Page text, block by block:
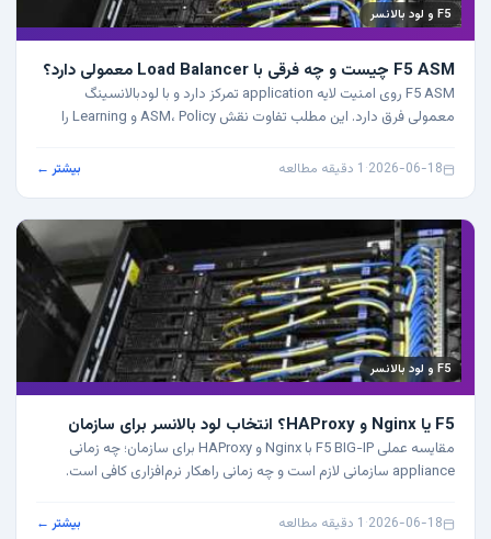
F5 و لود بالانسر
F5 ASM چیست و چه فرقی با Load Balancer معمولی دارد؟
F5 ASM روی امنیت لایه application تمرکز دارد و با لودبالانسینگ
معمولی فرق دارد. این مطلب تفاوت نقش ASM، Policy و Learning را
2026-06-18
· 1 دقیقه مطالعه بیشتر ←
F5 و لود بالانسر
F5 یا Nginx و HAProxy؟ انتخاب لود بالانسر برای سازمان
مقایسه عملی F5 BIG-IP با Nginx و HAProxy برای سازمان؛ چه زمانی
appliance سازمانی لازم است و چه زمانی راهکار نرم‌افزاری کافی است.
2026-06-18
· 1 دقیقه مطالعه بیشتر ←